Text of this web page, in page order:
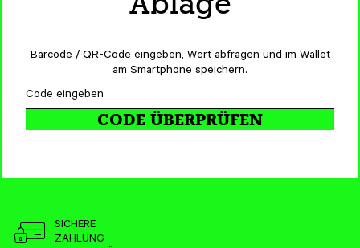
Barcode / QR-Code eingeben, Wert abfragen und im Wallet
am Smartphone speichern.
CODE ÜBERPRÜFEN
SICHERE
ZAHLUNG